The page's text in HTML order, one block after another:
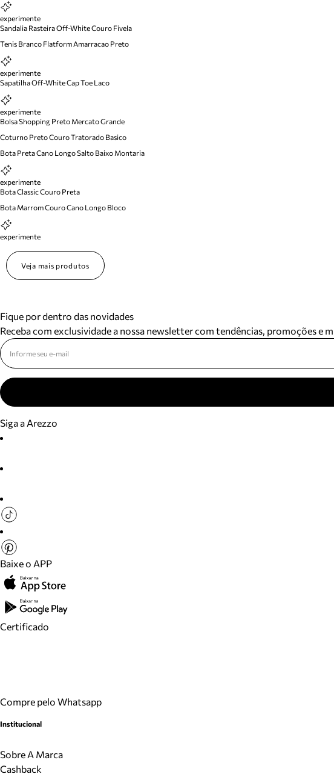
experimente
Sandalia Rasteira Off-White Couro Fivela
Tenis Branco Flatform Amarracao Preto
experimente
Sapatilha Off-White Cap Toe Laco
experimente
Bolsa Shopping Preto Mercato Grande
Coturno Preto Couro Tratorado Basico
Bota Preta Cano Longo Salto Baixo Montaria
experimente
Bota Classic Couro Preta
Bota Marrom Couro Cano Longo Bloco
experimente
Veja mais produtos
Fique por dentro das novidades
Receba com exclusividade a nossa newsletter com tendências, promoções e
Siga a Arezzo
Baixe o APP
Certificado
Compre pelo Whatsapp
Institucional
Sobre A Marca
Cashback